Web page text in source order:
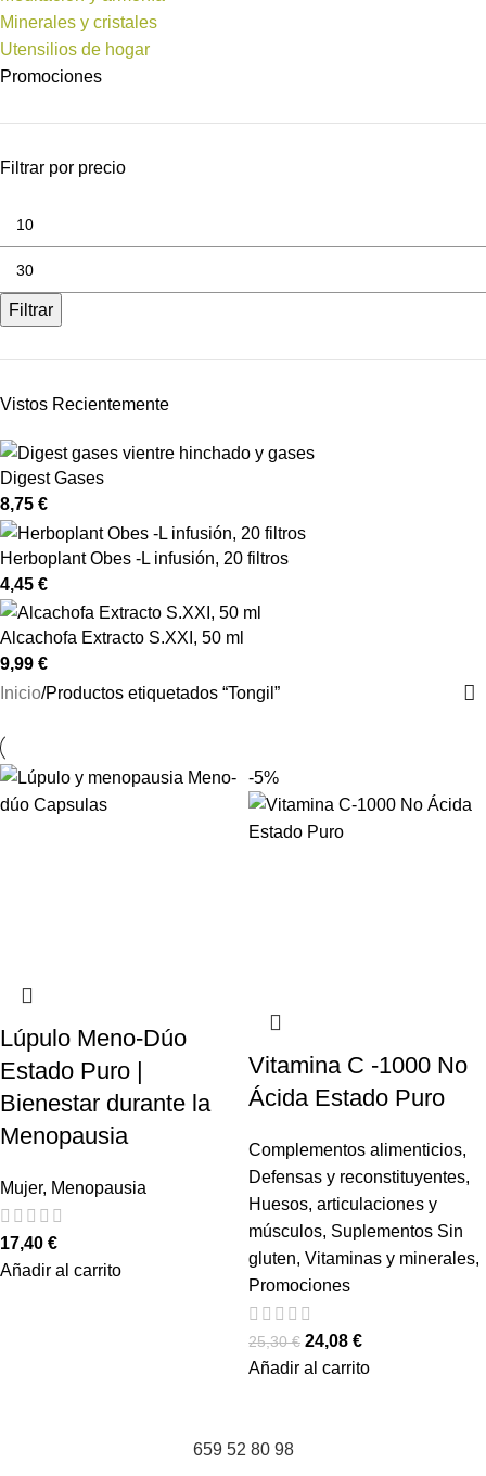
Minerales y cristales
Utensilios de hogar
Promociones
Filtrar por precio
Filtrar
Vistos Recientemente
Digest Gases
8,75 €
Herboplant Obes -L infusión, 20 filtros
4,45 €
Alcachofa Extracto S.XXI, 50 ml
9,99 €
Inicio Productos etiquetados “Tongil”
Lúpulo Meno-Dúo
Estado Puro |
Bienestar durante la
Menopausia
Mujer, Menopausia
17,40 €
Añadir al carrito
-5%
Vitamina C -1000 No
Ácida Estado Puro
Complementos alimenticios,
Defensas y reconstituyentes,
Huesos, articulaciones y
músculos, Suplementos Sin
gluten, Vitaminas y minerales,
Promociones
25,30€ 24,08 €
Añadir al carrito
659 52 80 98